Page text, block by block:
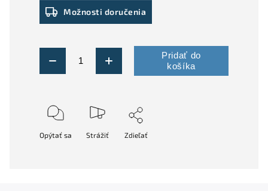
Možnosti doručenia
Pridať do
košíka
Opýtať sa Strážiť Zdieľať